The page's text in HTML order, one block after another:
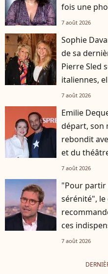
fois une
7 août 2026
Sophie
de sa
Pierre Sled
italiennes,
7 août 2026
Emilie
départ, son
rebondit
et du
7 août 2026
"Pour partir
sérénité",
ces
7 août 2026